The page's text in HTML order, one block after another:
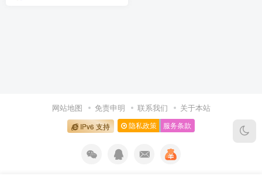
网站地图 免责申明 联系我们 关于本站
IPv6 支持 隐私政策 服务条款